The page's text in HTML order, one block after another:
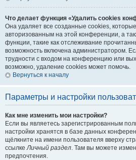
Что делает функция «Удалить cookies
Она удаляет все созданные cookies,
авторизованным на этой конференции, а
функции, такие как отслеживание
возможность включена администратором.
трудности с входом на конференцию или
возможно, удаление cookies может помочь.
Вернуться к началу
Параметры и настройки
Как мне изменить мои настройки?
Если вы являетесь зарегистрированным
настройки хранятся в базе данных
щёлкните на имени пользователя вверху
ссылкеЛичный раздел. Там вы можете
предпочтения.